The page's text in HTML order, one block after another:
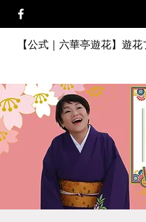
【公式｜六華亭遊花】遊